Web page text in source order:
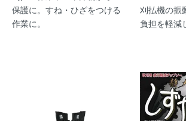
保護に。すね・ひざをつける
作業に。
刈払機の振
負担を軽減